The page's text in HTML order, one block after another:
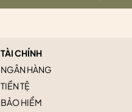
TÀI CHÍNH
NGÂN HÀNG
TIỀN TỆ
BẢO HIỂM